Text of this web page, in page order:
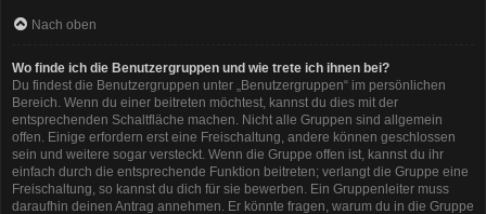
Nach oben
Wo finde ich die Benutzergruppen und wie trete ich ihnen bei?
Du findest die Benutzergruppen unter „Benutzergruppen“ im persönlichen
Bereich. Wenn du einer beitreten möchtest, kannst du dies mit der
entsprechenden Schaltfläche machen. Nicht alle Gruppen sind allgemein
offen. Einige erfordern erst eine Freischaltung, andere können geschlossen
sein und weitere sogar versteckt. Wenn die Gruppe offen ist, kannst du ihr
einfach durch die entsprechende Funktion beitreten; verlangt die Gruppe eine
Freischaltung, so kannst du dich für sie bewerben. Ein Gruppenleiter muss
daraufhin deinen Antrag annehmen. Er könnte fragen, warum du in die Gruppe